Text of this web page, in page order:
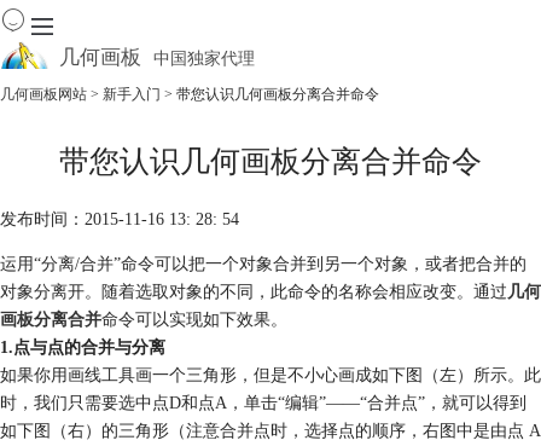
几何画板 中国独家代理
资源中心
软件商城
几何画板网站 > 新手入门 > 带您认识几何画板分离合并命令
带您认识几何画板分离合并命令
发布时间：2015-11-16 13: 28: 54
运用“分离/合并”命令可以把一个对象合并到另一个对象，或者把合并的
对象分离开。随着选取对象的不同，此命令的名称会相应改变。通过 几何
画板分离合并命令可以实现如下效果。
1.点与点的合并与分离
如果你用画线工具画一个三角形，但是不小心画成如下图（左）所示。此
时，我们只需要选中点D和点A，单击“编辑”——“合并点”，就可以得到
如下图（右）的三角形（注意合并点时，选择点的顺序，右图中是由点 A